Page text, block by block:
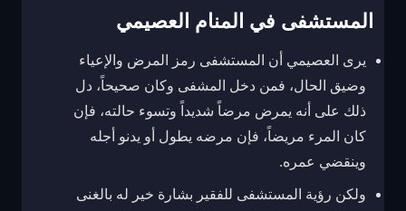
المستشفى في المنام العصيمي
يرى العصيمي أن المستشفى رمز المرض والإعياء
وضيق الحال، فمن دخل المشفى وكان صحيحاً، دل
ذلك على أنه يمرض مرضاً شديداً وتسوء حالته، فإن
كان المرء مريضاً، فإن مرضه يطول أو يدنو أجله
وينقضي عمره.
ولكن رؤية المستشفى للفقير بشارة خير له بالغنى